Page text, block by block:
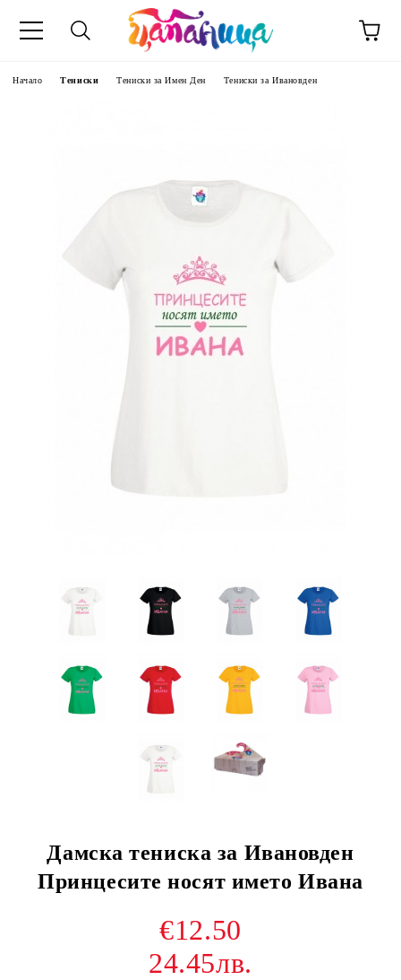
Начало Тениски Тениски за Имен Ден Тениски за Ивановден
Дамска тениска за Ивановден
Принцесите носят името Ивана
€12.50
24.45лв.